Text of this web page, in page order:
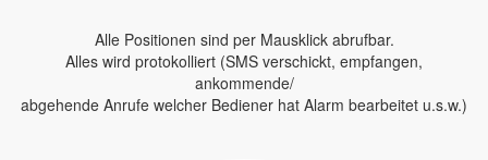
Alle Positionen sind per Mausklick abrufbar.
Alles wird protokolliert (SMS verschickt, empfangen,
ankommende/
abgehende Anrufe welcher Bediener hat Alarm bearbeitet u.s.w.)